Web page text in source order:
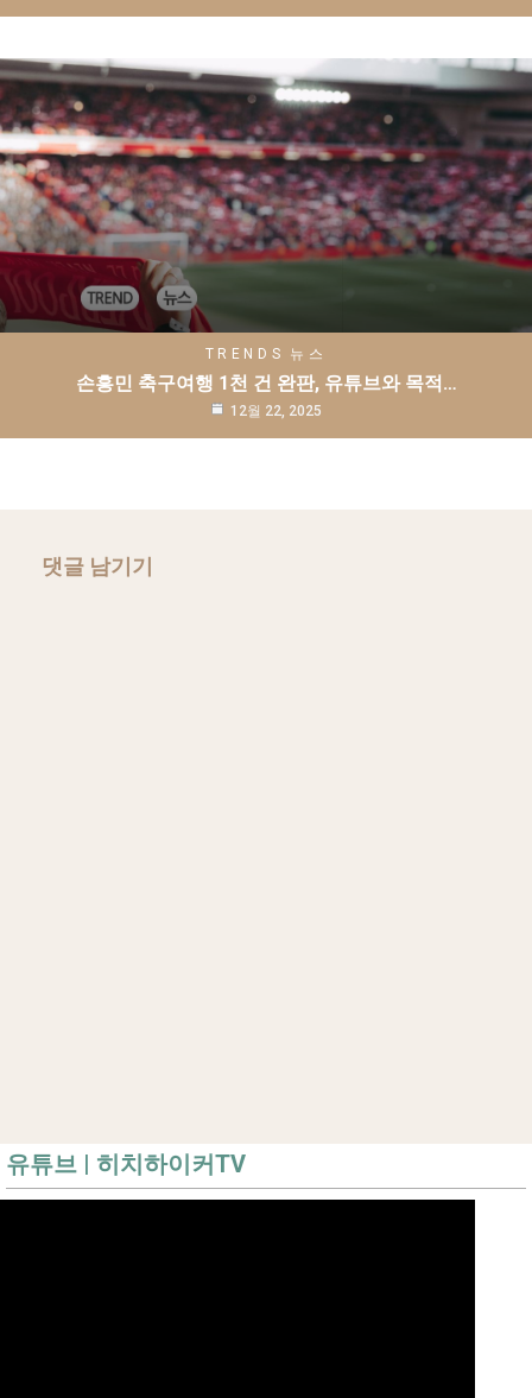
TRENDS 뉴스
손흥민 축구여행 1천 건 완판, 유튜브와 목적…
12월 22, 2025
댓글 남기기
유튜브 | 히치하이커TV